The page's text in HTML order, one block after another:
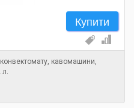
Купити
кавомашини,
л.